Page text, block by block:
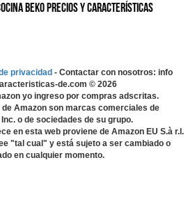
Beko precios y características
privacidad - Contactar con nosotros: info
de.com ©2026
yo ingreso por compras adscritas.
de Amazon son marcas comerciales de
o de sociedades de su grupo.
en esta web proviene de Amazon EU S.à r.l.
"tal cual" y está sujeto a ser cambiado o
en cualquier momento.